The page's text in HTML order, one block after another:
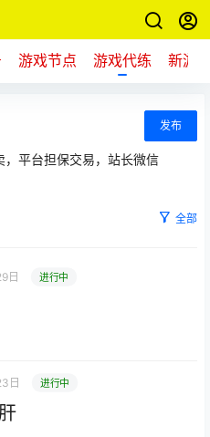
游戏节点 游戏代练 新游
发布
平台担保交易，站长微信
全部
日 进行中
日 进行中